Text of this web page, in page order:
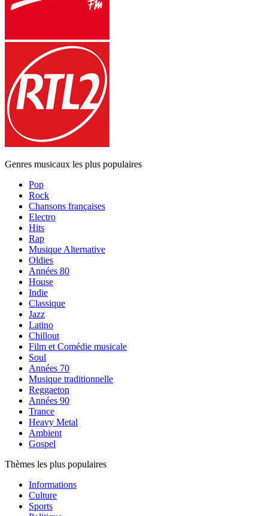
Genres musicaux les plus populaires
Pop
Rock
Chansons françaises
Electro
Hits
Rap
Musique Alternative
Oldies
Années 80
House
Indie
Classique
Jazz
Latino
Chillout
Film et Comédie musicale
Soul
Années 70
Musique traditionnelle
Reggaeton
Années 90
Trance
Heavy Metal
Ambient
Gospel
Thèmes les plus populaires
Informations
Culture
Sports